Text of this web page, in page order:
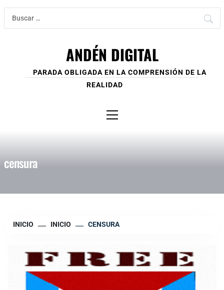
Ir
contenido
Buscar:
ANDÉN DIGITAL
PARADA OBLIGADA EN LA COMPRENSIÓN DE LA
REALIDAD
principal
censura
INICIO INICIO CENSURA